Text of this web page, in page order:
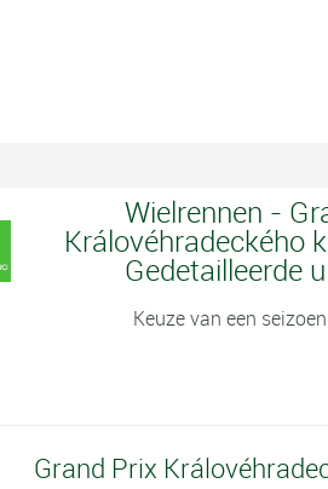
Wielrennen -
Královéhradeckého
Gedetailleerde
Keuze van een
Grand Prix